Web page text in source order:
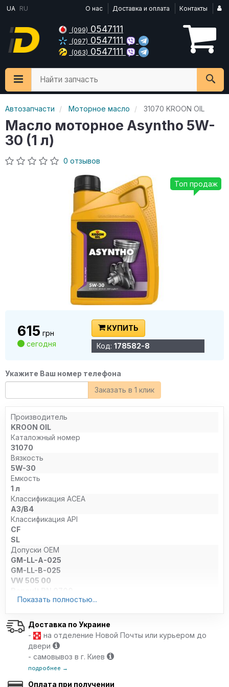
UA RU О нас Доставка и оплата Контакты
(099) 0547111
(097) 0547111
(063) 0547111
Найти запчасть
Автозапчасти Моторное масло 31070 KROON OIL
Масло моторное Asyntho 5W-
30 (1 л)
0 отзывов
Топ продаж
615 грн
сегодня
КУПИТЬ
Код: 178582-8
Укажите Ваш номер телефона
Заказать в 1 клик
Производитель
KROON OIL
Каталожный номер
31070
Вязкость
5W-30
Емкость
1 л
Классификация ACEA
A3/B4
Классификация API
CF
SL
Допуски OEM
GM-LL-A-025
GM-LL-B-025
VW 505 00
Renault RN 0710
MB 229.1
VW 501 01
Porsche C-30
BMW Longlife-04
Caterpillar ECF-1a
Cummins CES 20076
Cummins CES 20077
Показать полностью...
Доставка по Украине
-
на отделение Новой Почты или курьером до
двери
- самовывоз в г. Киев
подробнее →
Оплата при получении